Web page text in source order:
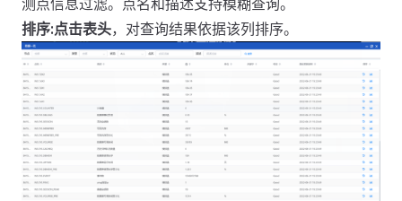
排序:点击表头，对查询结果依据该列排序。